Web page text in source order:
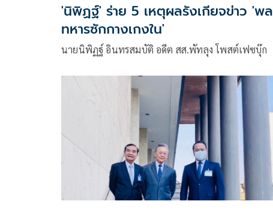
'นิพิฏฐ์' ร่าย 5 เหตุผลรังเกียจข่าว 'พล
ทหารซักกางเกงใน'
นายนิพิฏฐ์ อินทรสมบัติ อดีต สส.พัทลุง โพสต์เฟซบุ๊ก